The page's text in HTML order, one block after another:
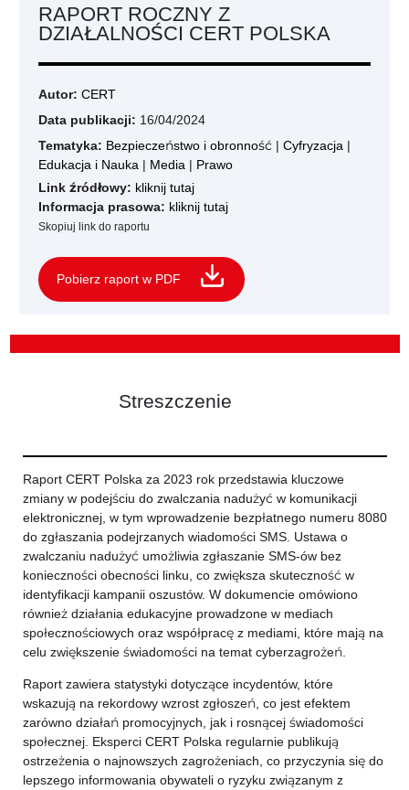
RAPORT ROCZNY Z
DZIAŁALNOŚCI CERT POLSKA
Autor: CERT
Data publikacji: 16/04/2024
Tematyka: Bezpieczeństwo i obronność | Cyfryzacja |
Edukacja i Nauka | Media | Prawo
Link źródłowy: kliknij tutaj
Informacja prasowa: kliknij tutaj
Skopiuj link do raportu
Pobierz raport w PDF
Streszczenie
Raport CERT Polska za 2023 rok przedstawia kluczowe
zmiany w podejściu do zwalczania nadużyć w komunikacji
elektronicznej, w tym wprowadzenie bezpłatnego numeru 8080
do zgłaszania podejrzanych wiadomości SMS. Ustawa o
zwalczaniu nadużyć umożliwia zgłaszanie SMS-ów bez
konieczności obecności linku, co zwiększa skuteczność w
identyfikacji kampanii oszustów. W dokumencie omówiono
również działania edukacyjne prowadzone w mediach
społecznościowych oraz współpracę z mediami, które mają na
celu zwiększenie świadomości na temat cyberzagrożeń.
Raport zawiera statystyki dotyczące incydentów, które
wskazują na rekordowy wzrost zgłoszeń, co jest efektem
zarówno działań promocyjnych, jak i rosnącej świadomości
społecznej. Eksperci CERT Polska regularnie publikują
ostrzeżenia o najnowszych zagrożeniach, co przyczynia się do
lepszego informowania obywateli o ryzyku związanym z